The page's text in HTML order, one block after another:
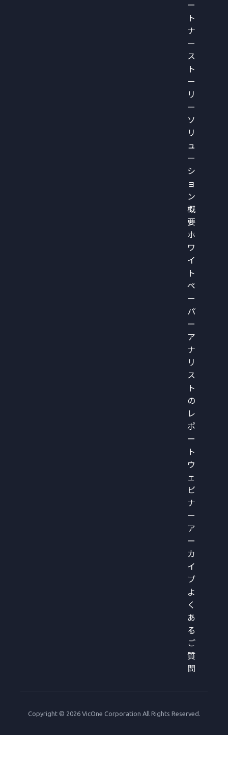
ー
ト
ナ
ー
ス
ト
ー
リ
ー
ソ
リ
ュ
ー
シ
ョ
ン
概
要
ホ
ワ
イ
ト
ペ
ー
パ
ー
ア
ナ
リ
ス
ト
の
レ
ポ
ー
ト
ウ
ェ
ビ
ナ
ー
ア
ー
カ
イ
ブ
よ
く
あ
る
ご
質
問
Copyright © 2026 VicOne Corporation All Rights Reserved.